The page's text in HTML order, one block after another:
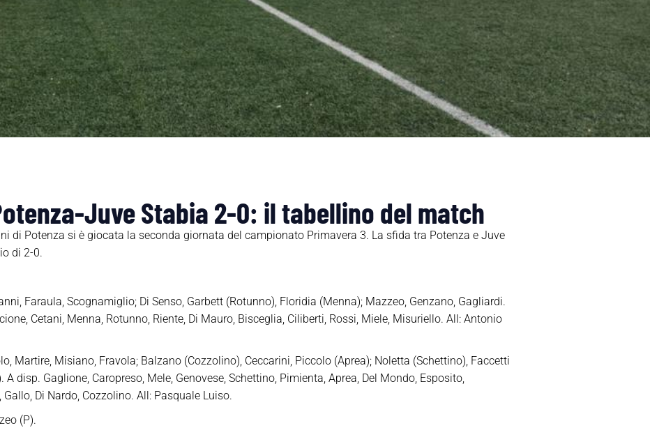
Juve Stabia 2-0: il tabellino del match
di Potenza si è giocata la seconda giornata del campionato Primavera 3. La sfida tra Potenza e Juve
di 2-0.
Faraula, Scognamiglio; Di Senso, Garbett (Rotunno), Floridia (Menna); Mazzeo, Genzano, Gagliardi.
Cetani, Menna, Rotunno, Riente, Di Mauro, Bisceglia, Ciliberti, Rossi, Miele, Misuriello. All: Antonio
Martire, Misiano, Fravola; Balzano (Cozzolino), Ceccarini, Piccolo (Aprea); Noletta (Schettino), Faccetti
disp. Gaglione, Caropreso, Mele, Genovese, Schettino, Pimienta, Aprea, Del Mondo, Esposito,
Di Nardo, Cozzolino. All: Pasquale Luiso.
(P).